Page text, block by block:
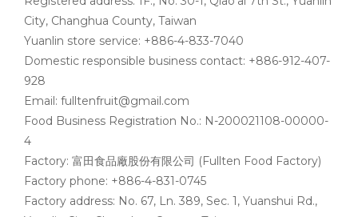
City, Changhua County, Taiwan
Yuanlin store service: +886-4-833-7040
Domestic responsible business contact: +886-912-407-
928
Email: fulltenfruit@gmail.com
Food Business Registration No.: N-200021108-00000-
4
Factory: 富田食品廠股份有限公司 (Fullten Food Factory)
Factory phone: +886-4-831-0745
Factory address: No. 67, Ln. 389, Sec. 1, Yuanshui Rd.,